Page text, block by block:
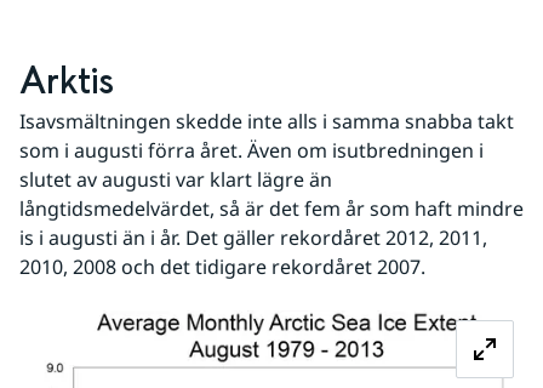
Arktis
Isavsmältningen skedde inte alls i samma snabba takt
som i augusti förra året. Även om isutbredningen i
slutet av augusti var klart lägre än
långtidsmedelvärdet, så är det fem år som haft mindre
is i augusti än i år. Det gäller rekordåret 2012, 2011,
2010, 2008 och det tidigare rekordåret 2007.